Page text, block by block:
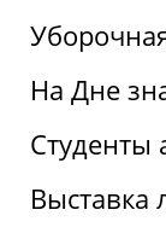
На Дне
Студенты